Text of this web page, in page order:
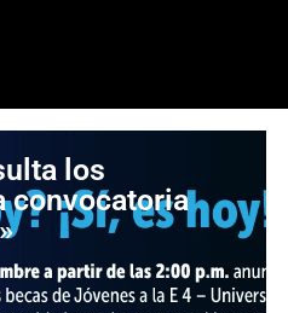
los
convocatoria